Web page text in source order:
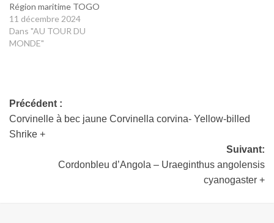
Région maritime TOGO
11 décembre 2024
Dans "AU TOUR DU
MONDE"
Précédent :
Corvinelle à bec jaune Corvinella corvina- Yellow-billed
Shrike +
Suivant:
Cordonbleu d’Angola – Uraeginthus angolensis
cyanogaster +